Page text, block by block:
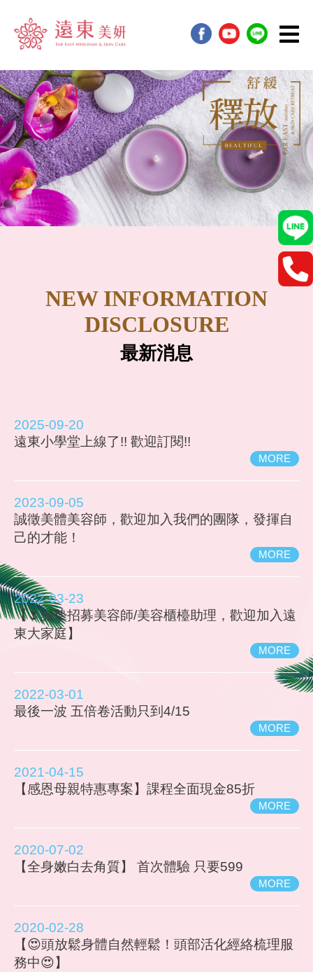
NEW INFORMATION
DISCLOSURE
最新消息
2025-09-20
遠東小學堂上線了!! 歡迎訂閱!!
MORE
2023-09-05
誠徵美體美容師，歡迎加入我們的團隊，發揮自
己的才能！
MORE
2022-03-23
【🌷誠摯招募美容師/美容櫃檯助理，歡迎加入遠
東大家庭】
MORE
2022-03-01
最後一波 五倍卷活動只到4/15
MORE
2021-04-15
【感恩母親特惠專案】課程全面現金85折
MORE
2020-07-02
【全身嫩白去角質】 首次體驗 只要599
MORE
2020-02-28
【😍頭放鬆身體自然輕鬆！頭部活化經絡梳理服
務中😍】